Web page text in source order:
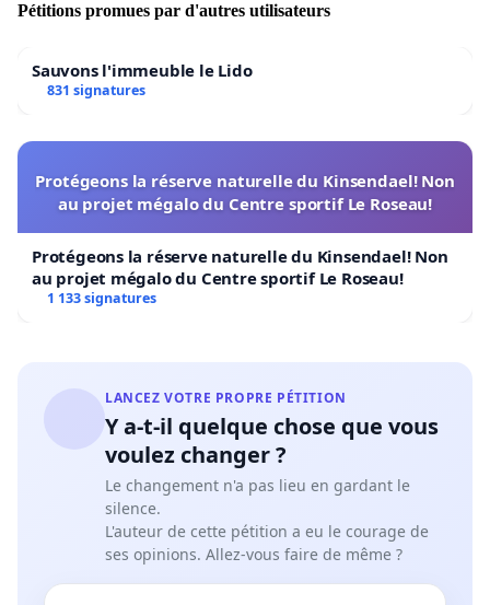
Pétitions promues par d'autres utilisateurs
Sauvons l'immeuble le Lido
831 signatures
Protégeons la réserve naturelle du Kinsendael! Non
au projet mégalo du Centre sportif Le Roseau!
Protégeons la réserve naturelle du Kinsendael! Non
au projet mégalo du Centre sportif Le Roseau!
1 133 signatures
LANCEZ VOTRE PROPRE PÉTITION
Y a-t-il quelque chose que vous
voulez changer ?
Le changement n'a pas lieu en gardant le
silence.
L'auteur de cette pétition a eu le courage de
ses opinions. Allez-vous faire de même ?